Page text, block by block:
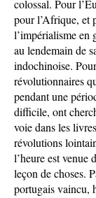
colossal. Pour
pour l’Afrique, et
l’impérialisme en
au lendemain de
indochinoise.
révolutionnaires
pendant une
difficile, ont
voie dans les
révolutions
l’heure est venue
leçon de choses.
portugais vaincu,